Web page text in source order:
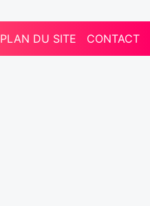
PLAN DU SITE CONTACT